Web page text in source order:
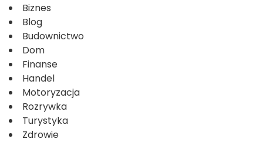
Biznes
Blog
Budownictwo
Dom
Finanse
Handel
Motoryzacja
Rozrywka
Turystyka
Zdrowie